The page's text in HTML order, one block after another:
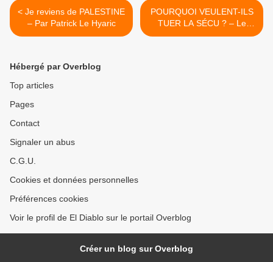
< Je reviens de PALESTINE
– Par Patrick Le Hyaric
POURQUOI VEULENT-ILS
TUER LA SÉCU ? – Le
Billet d’Humeur du Docteur
Hébergé par Overblog
Top articles
Pages
Contact
Signaler un abus
C.G.U.
Cookies et données personnelles
Préférences cookies
Voir le profil de El Diablo sur le portail Overblog
Créer un blog sur Overblog